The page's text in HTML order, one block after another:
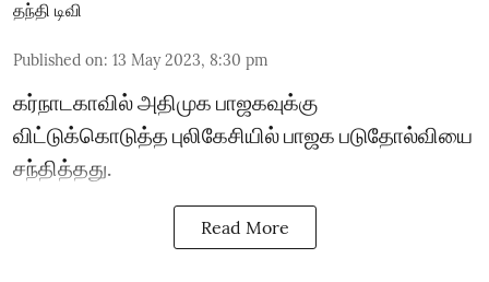
தந்தி டிவி
Published on: 13 May 2023, 8:30 pm
கர்நாடகாவில் அதிமுக பாஜகவுக்கு
விட்டுக்கொடுத்த புலிகேசியில் பாஜக படுதோல்வியை
சந்தித்தது.
Read More